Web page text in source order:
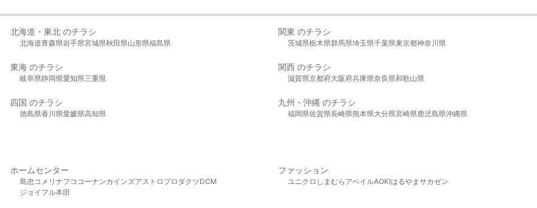
北海道・東北 のチラシ
北海道青森県岩手県宮城県秋田県山形県福島県
関東 のチラシ
茨城県栃木県群馬県埼玉県千葉県東京都神奈川県
東海 のチラシ
岐阜県静岡県愛知県三重県
関西 のチラシ
滋賀県京都府大阪府兵庫県奈良県和歌山県
四国 のチラシ
徳島県香川県愛媛県高知県
九州・沖縄 のチラシ
福岡県佐賀県長崎県熊本県大分県宮崎県鹿児島県沖縄県
ホームセンター
島忠 コメリ ナフコ コーナンカインズアストロプロダクツDCM
ジョイフル本田
ファッション
ユニクロ しまむら アベイルAOKIはるやま サカゼン